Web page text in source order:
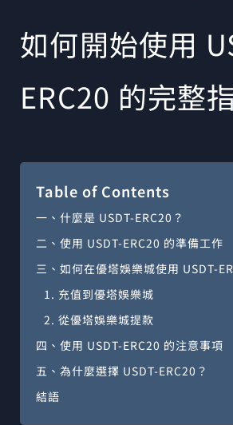
如何開始使用
ERC20 的完整
Table of Contents
一、什麼是 USDT-ERC20？
二、使用 USDT-ERC20 的準備工作
三、如何在優塔娛樂城使用 USDT-
1. 充值到優塔娛樂城
2. 從優塔娛樂城提款
四、使用 USDT-ERC20 的注意事項
五、為什麼選擇 USDT-ERC20？
結語